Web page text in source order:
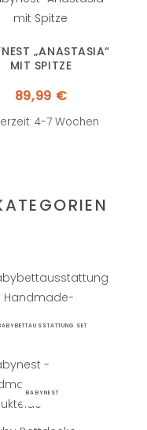
„ANASTASIA“
MIT SPITZE
89,99 €
4-7 Wochen
SET
BABYNEST